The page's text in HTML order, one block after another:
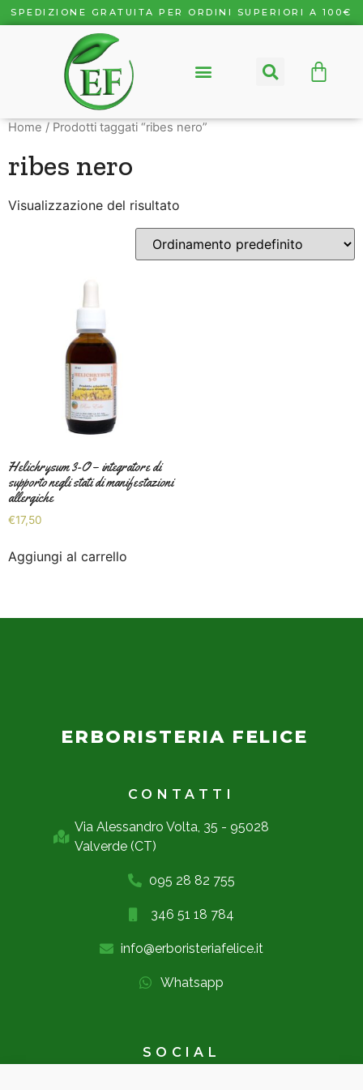
SPEDIZIONE GRATUITA PER ORDINI SUPERIORI A 100€
Home / Prodotti taggati “ribes nero”
ribes nero
Visualizzazione del risultato
Helichrysum 3-O – integratore di
supporto negli stati di manifestazioni
allergiche
€17,50
Aggiungi al carrello
ERBORISTERIA FELICE
CONTATTI
Via Alessandro Volta, 35 - 95028
Valverde (CT)
095 28 82 755
346 51 18 784
info@erboristeriafelice.it
Whatsapp
SOCIAL